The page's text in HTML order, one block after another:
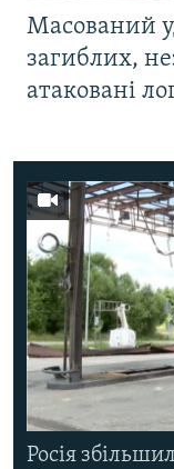
Масований
загиблих,
атаковані
Росія